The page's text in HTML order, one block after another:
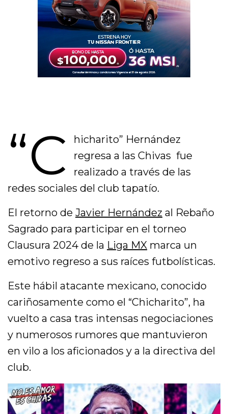
“C
hicharito” Hernández
regresa a las Chivas fue
realizado a través de las
redes sociales del club tapatío.
El retorno deJavier Hernández al Rebaño
Sagrado para participar en el torneo
Clausura 2024 de la Liga MX marca un
emotivo regreso a sus raíces futbolísticas.
Este hábil atacante mexicano, conocido
cariñosamente como el “Chicharito”, ha
vuelto a casa tras intensas negociaciones
y numerosos rumores que mantuvieron
en vilo a los aficionados y a la directiva del
club.